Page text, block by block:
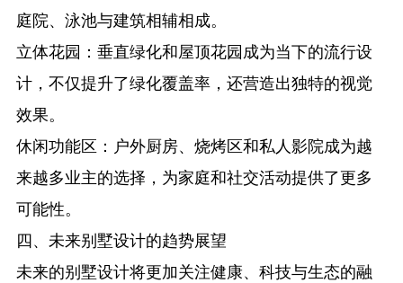
庭院、泳池与建筑相辅相成。
立体花园 ：垂直绿化和屋顶花园成为当下的流行设
计，不仅提升了绿化覆盖率，还营造出独特的视觉
效果。
休闲功能区 ：户外厨房、烧烤区和私人影院成为越
来越多业主的选择，为家庭和社交活动提供了更多
可能性。
四、未来别墅设计的趋势展望
未来的别墅设计将更加关注健康、科技与生态的融